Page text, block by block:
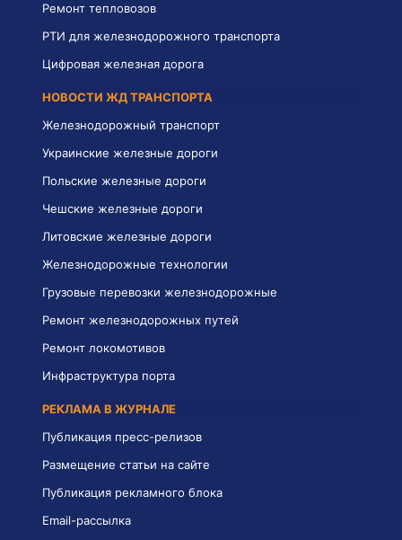
Ремонт тепловозов
РТИ для железнодорожного транспорта
Цифровая железная дорога
НОВОСТИ ЖД ТРАНСПОРТА
Железнодорожный транспорт
Украинские железные дороги
Польские железные дороги
Чешские железные дороги
Литовские железные дороги
Железнодорожные технологии
Грузовые перевозки железнодорожные
Ремонт железнодорожных путей
Ремонт локомотивов
Инфраструктура порта
РЕКЛАМА В ЖУРНАЛЕ
Публикация пресс-релизов
Размещение статьи на сайте
Публикация рекламного блока
Email-рассылка